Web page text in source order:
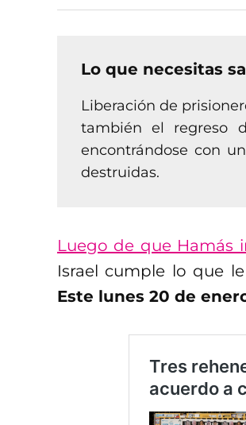
Lo que necesitas
Liberación de
también el regreso
encontrándose con
destruidas.
Luego de que Hamás
Israel cumple lo que
Este lunes 20 de